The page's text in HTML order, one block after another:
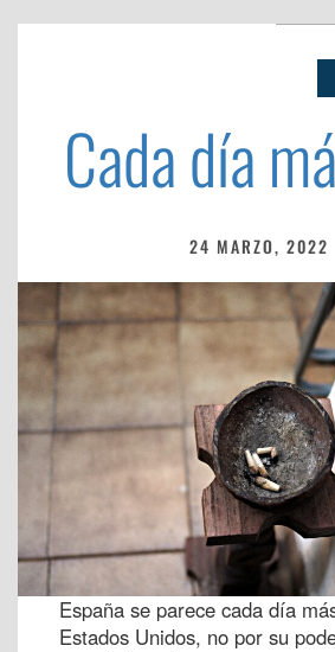
Cada día
24 MARZO, 2022
España se parece cada día
Estados Unidos, no por su